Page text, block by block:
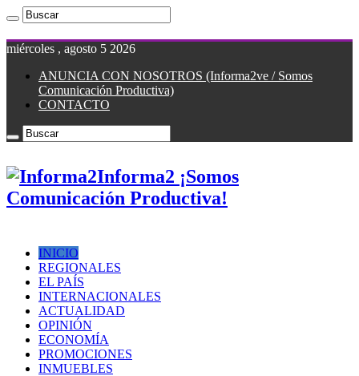
miércoles , agosto 5 2026
ANUNCIA CON NOSOTROS (Informa2ve / Somos
Comunicación Productiva)
CONTACTO
Informa2 ¡Somos
Comunicación Productiva!
INICIO
REGIONALES
EL PAÍS
INTERNACIONALES
ACTUALIDAD
OPINIÓN
ECONOMÍA
PROMOCIONES
INMUEBLES